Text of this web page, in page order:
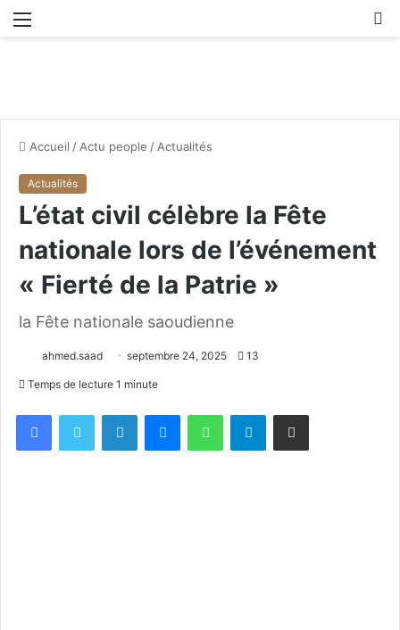
Accueil /Actu people /Actualités
Actualités
L’état civil célèbre la Fête
nationale lors de l’événement
« Fierté de la Patrie »
la Fête nationale saoudienne
ahmed.saad septembre 24, 2025 13
Temps de lecture 1 minute
Telegram